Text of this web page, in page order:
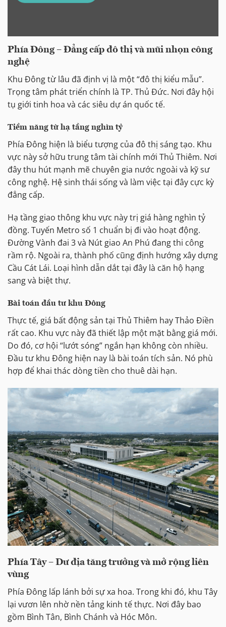
Phía Đông – Đẳng cấp đô thị và mũi nhọn công
nghệ
Khu Đông từ lâu đã định vị là một “đô thị kiểu mẫu”.
Trọng tâm phát triển chính là TP. Thủ Đức. Nơi đây hội
tụ giới tinh hoa và các siêu dự án quốc tế.
Tiềm năng từ hạ tầng nghìn tỷ
Phía Đông hiện là biểu tượng của đô thị sáng tạo. Khu
vực này sở hữu trung tâm tài chính mới Thủ Thiêm. Nơi
đây thu hút mạnh mẽ chuyên gia nước ngoài và kỹ sư
công nghệ. Hệ sinh thái sống và làm việc tại đây cực kỳ
đẳng cấp.
Hạ tầng giao thông khu vực này trị giá hàng nghìn tỷ
đồng. Tuyến Metro số 1 chuẩn bị đi vào hoạt động.
Đường Vành đai 3 và Nút giao An Phú đang thi công
rầm rộ. Ngoài ra, thành phố cũng định hướng xây dựng
Cầu Cát Lái. Loại hình dẫn dắt tại đây là căn hộ hạng
sang và biệt thự.
Bài toán đầu tư khu Đông
Thực tế, giá bất động sản tại Thủ Thiêm hay Thảo Điền
rất cao. Khu vực này đã thiết lập một mặt bằng giá mới.
Do đó, cơ hội “lướt sóng” ngắn hạn không còn nhiều.
Đầu tư khu Đông hiện nay là bài toán tích sản. Nó phù
hợp để khai thác dòng tiền cho thuê dài hạn.
Phía Tây – Dư địa tăng trưởng và mở rộng liên
vùng
Phía Đông lấp lánh bởi sự xa hoa. Trong khi đó, khu Tây
lại vươn lên nhờ nền tảng kinh tế thực. Nơi đây bao
gồm Bình Tân, Bình Chánh và Hóc Môn.